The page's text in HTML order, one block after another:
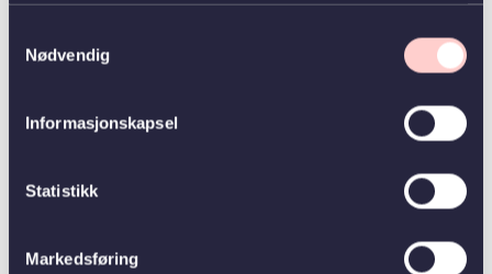
Nødvendig
Informasjonskapsel
Statistikk
Markedsføring